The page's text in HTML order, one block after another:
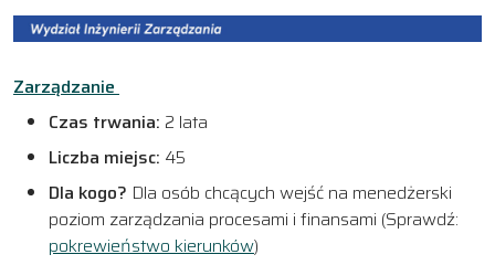
Zarządzanie
Czas trwania: 2 lata
Liczba miejsc: 45
Dla kogo? Dla osób chcących wejść na menedżerski
poziom zarządzania procesami i finansami (Sprawdź:
pokrewieństwo kierunków)